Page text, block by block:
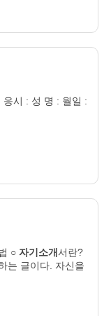
시 : 성 명 : 월일 :
○ 자기소개서란?
는 글이다. 자신을